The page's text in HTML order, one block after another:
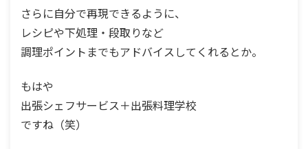
さらに自分で再現できるように、
レシピや下処理・段取りなど
調理ポイントまでもアドバイスしてくれるとか。
もはや
出張シェフサービス＋出張料理学校
ですね（笑）